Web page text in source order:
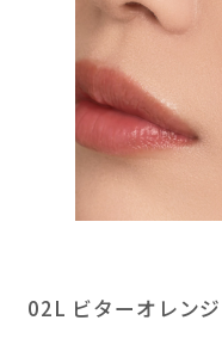
02L ビターオレンジ